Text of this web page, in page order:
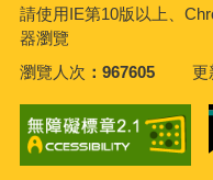
請使用IE第10版以上、
器瀏覽
瀏覽人次
967605 更